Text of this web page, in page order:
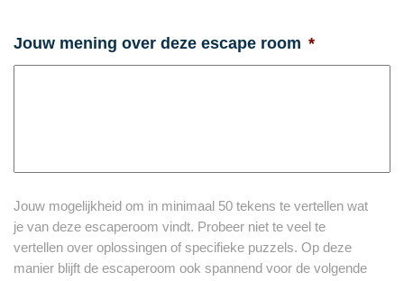
Jouw mening over deze escape room *
Jouw mogelijkheid om in minimaal 50 tekens te vertellen wat
je van deze escaperoom vindt. Probeer niet te veel te
vertellen over oplossingen of specifieke puzzels. Op deze
manier blijft de escaperoom ook spannend voor de volgende